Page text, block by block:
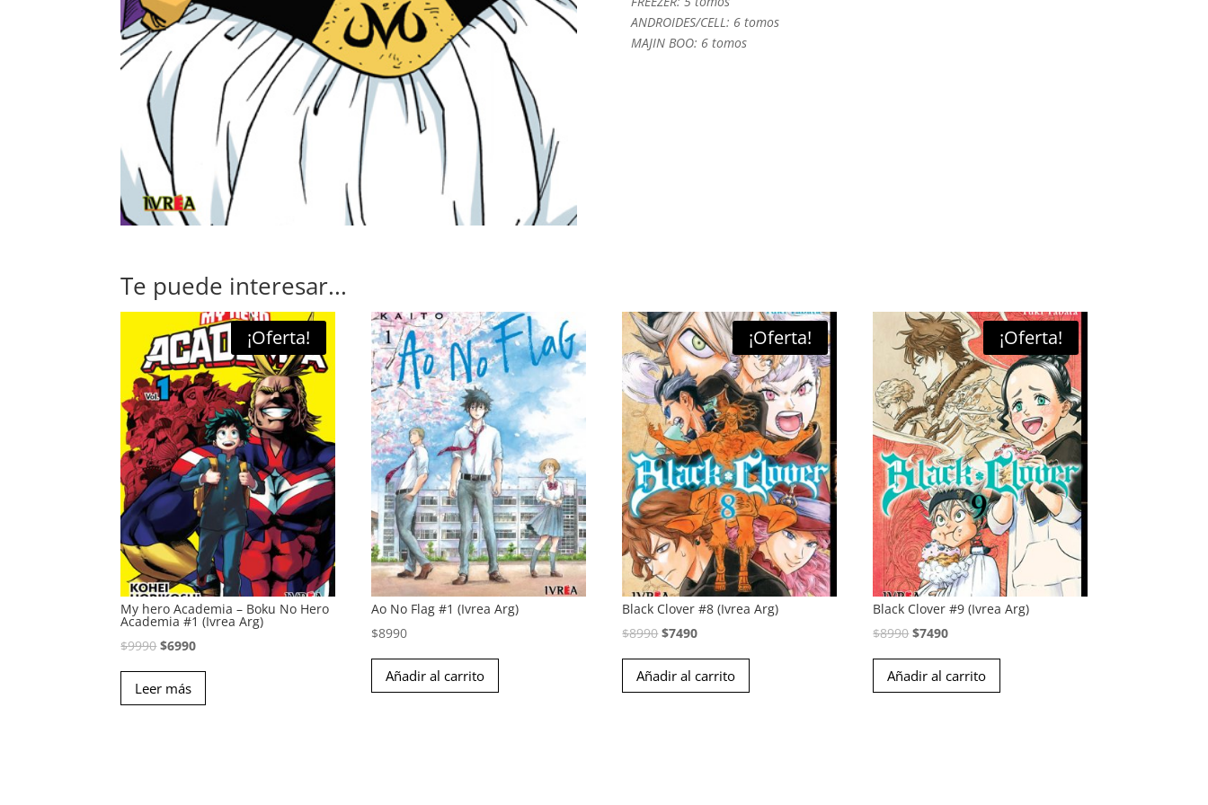
Arg)
cantidad
ANDROIDES/CELL: 6 tomos
MAJIN BOO: 6 tomos
Te puede interesar...
¡Oferta!
My hero Academia – Boku No Hero
Academia #1 (Ivrea Arg)
$9990El
precio
original
$6990El
precio
Leer más
Ao No Flag #1 (Ivrea Arg)
$8990
Añadir al carrito
¡Oferta!
Black Clover #8 (Ivrea Arg)
$8990El
precio
original
$7490El
precio
actual
Añadir al carrito
¡Oferta!
Black Clover #9 (Ivrea Arg)
$8990El
precio
original
$7490El
precio
actual
Añadir al carrito